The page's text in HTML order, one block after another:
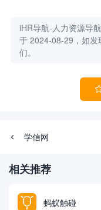
iHR导航-人力资源导
于 2024-08-29，如发
们。
学信网
相关推荐
蚂蚁触碰